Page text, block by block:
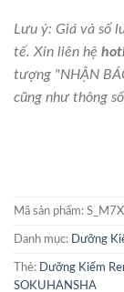
Lưu ý: Giá và số
tế. Xin liên hệ
tượng "NHẬN
cũng như thông
Mã sản phẩm:
Danh mục: Dưỡng
Thẻ: Dưỡng Kiểm
SOKUHANSHA